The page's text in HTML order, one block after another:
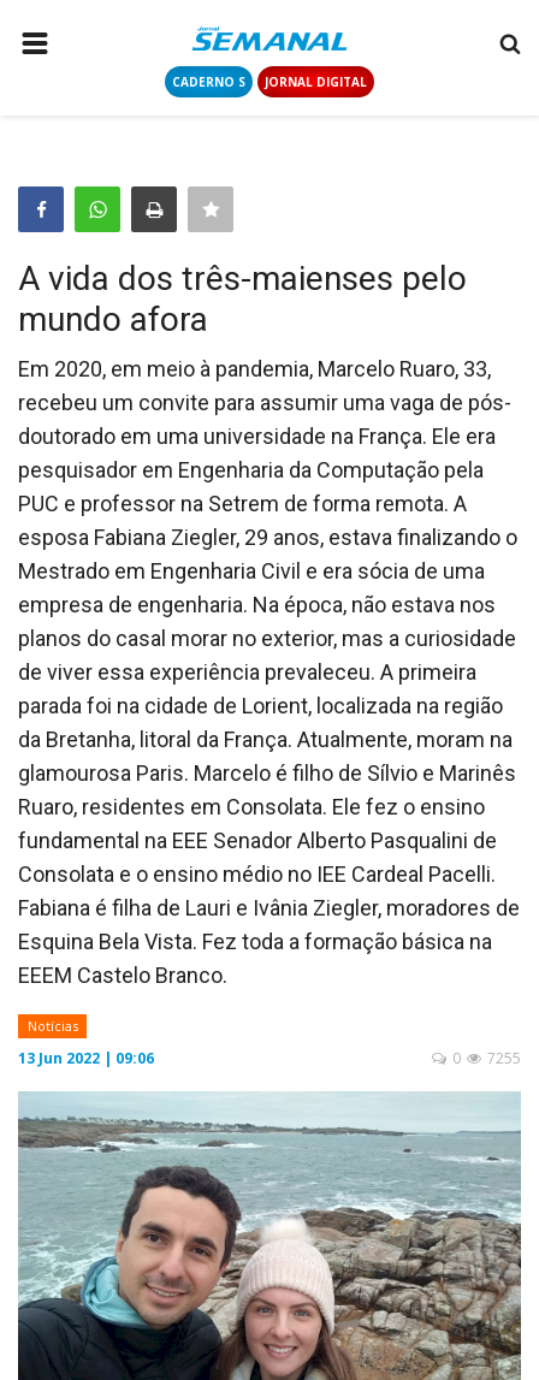
CADERNO S JORNAL DIGITAL
COLUNISTAS
CONTATO
LOGIN
CADASTRAR
CADERNO S
JORNAL DIGITAL
A vida dos três-maienses pelo
mundo afora
Em 2020, em meio à pandemia, Marcelo Ruaro, 33,
recebeu um convite para assumir uma vaga de pós-
doutorado em uma universidade na França. Ele era
pesquisador em Engenharia da Computação pela
PUC e professor na Setrem de forma remota. A
esposa Fabiana Ziegler, 29 anos, estava finalizando o
Mestrado em Engenharia Civil e era sócia de uma
empresa de engenharia. Na época, não estava nos
planos do casal morar no exterior, mas a curiosidade
de viver essa experiência prevaleceu. A primeira
parada foi na cidade de Lorient, localizada na região
da Bretanha, litoral da França. Atualmente, moram na
glamourosa Paris. Marcelo é filho de Sílvio e Marinês
Ruaro, residentes em Consolata. Ele fez o ensino
fundamental na EEE Senador Alberto Pasqualini de
Consolata e o ensino médio no IEE Cardeal Pacelli.
Fabiana é filha de Lauri e Ivânia Ziegler, moradores de
Esquina Bela Vista. Fez toda a formação básica na
EEEM Castelo Branco.
Notícias
13 Jun 2022 | 09:06 7255
0